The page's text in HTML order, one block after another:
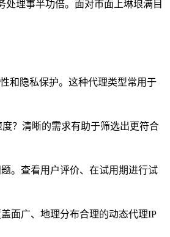
理事半功倍。面对市面上琳琅满目
和隐私保护。这种代理类型常用于
？清晰的需求有助于筛选出更符合
。查看用户评价、在试用期进行试
面广、地理分布合理的动态代理IP